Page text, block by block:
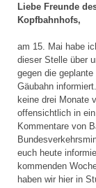
Liebe Freunde
Kopfbahnhofs,
am 15. Mai habe
dieser Stelle über
gegen die geplante
Gäubahn
keine drei Monate
offensichtlich in
Kommentare von
euch heute
kommenden
haben wir hier in